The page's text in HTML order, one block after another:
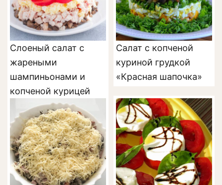
Слоеный салат с
жареными
шампиньонами и
копченой курицей
Салат с копченой
куриной грудкой
«Красная шапочка»